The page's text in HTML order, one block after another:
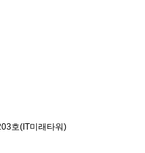
호(IT미래타워)